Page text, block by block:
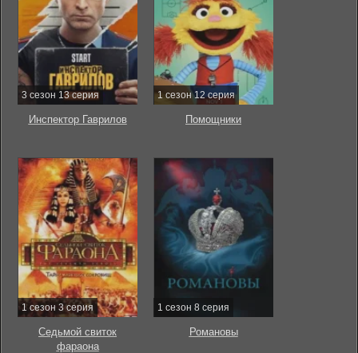
3 сезон 13 серия
Инспектор Гаврилов
1 сезон 12 серия
Помощники
1 сезон 3 серия
Седьмой свиток
фараона
1 сезон 8 серия
Романовы